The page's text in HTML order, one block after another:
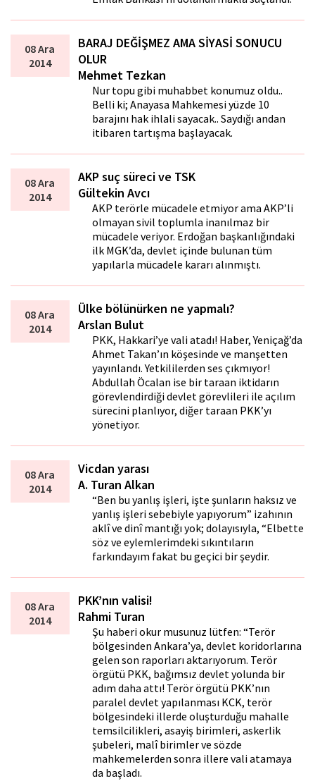
08 Ara
2014
BARAJ DEĞİŞMEZ AMA SİYASİ SONUCU
OLUR
Mehmet Tezkan
Nur topu gibi muhabbet konumuz oldu..
Belli ki; Anayasa Mahkemesi yüzde 10
barajını hak ihlali sayacak.. Saydığı andan
itibaren tartışma başlayacak.
08 Ara
2014
AKP suç süreci ve TSK
Gültekin Avcı
AKP terörle mücadele etmiyor ama AKP’li
olmayan sivil toplumla inanılmaz bir
mücadele veriyor. Erdoğan başkanlığındaki
ilk MGK’da, devlet içinde bulunan tüm
yapılarla mücadele kararı alınmıştı.
08 Ara
2014
Ülke bölünürken ne yapmalı?
Arslan Bulut
PKK, Hakkari’ye vali atadı! Haber, Yeniçağ’da
Ahmet Takan’ın köşesinde ve manşetten
yayınlandı. Yetkililerden ses çıkmıyor!
Abdullah Öcalan ise bir taraftan iktidarın
görevlendirdiği devlet görevlileri ile açılım
sürecini planlıyor, diğer taraftan PKK’yı
yönetiyor.
08 Ara
2014
Vicdan yarası
A. Turan Alkan
“Ben bu yanlış işleri, işte şunların haksız ve
yanlış işleri sebebiyle yapıyorum” izahının
aklî ve dinî mantığı yok; dolayısıyla, “Elbette
söz ve eylemlerimdeki sıkıntıların
farkındayım fakat bu geçici bir şeydir.
08 Ara
2014
PKK’nın valisi!
Rahmi Turan
Şu haberi okur musunuz lütfen: “Terör
bölgesinden Ankara’ya, devlet koridorlarına
gelen son raporları aktarıyorum. Terör
örgütü PKK, bağımsız devlet yolunda bir
adım daha attı! Terör örgütü PKK’nın
paralel devlet yapılanması KCK, terör
bölgesindeki illerde oluşturduğu mahalle
temsilcilikleri, asayiş birimleri, askerlik
şubeleri, malî birimler ve sözde
mahkemelerden sonra illere vali atamaya
da başladı.